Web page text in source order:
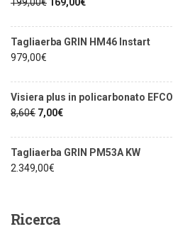
Tagliaerba GRIN HM46 Instart
979,00€
Visiera plus in policarbonato EFCO
8,60€ 7,00€
Tagliaerba GRIN PM53A KW
2.349,00€
Ricerca